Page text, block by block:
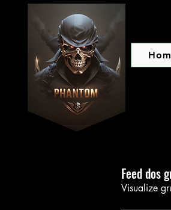
Feed dos
Visualize